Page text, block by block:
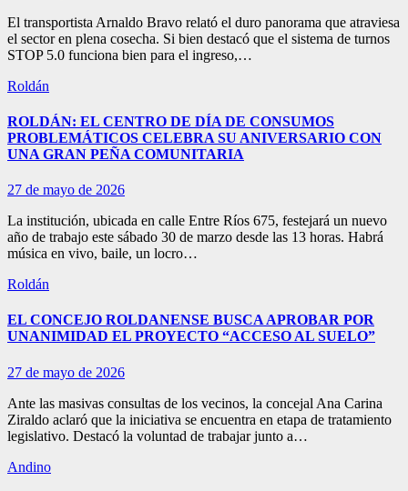
El transportista Arnaldo Bravo relató el duro panorama que atraviesa
el sector en plena cosecha. Si bien destacó que el sistema de turnos
STOP 5.0 funciona bien para el ingreso,…
Roldán
ROLDÁN: EL CENTRO DE DÍA DE CONSUMOS
PROBLEMÁTICOS CELEBRA SU ANIVERSARIO CON
UNA GRAN PEÑA COMUNITARIA
27 de mayo de 2026
La institución, ubicada en calle Entre Ríos 675, festejará un nuevo
año de trabajo este sábado 30 de marzo desde las 13 horas. Habrá
música en vivo, baile, un locro…
Roldán
EL CONCEJO ROLDANENSE BUSCA APROBAR POR
UNANIMIDAD EL PROYECTO “ACCESO AL SUELO”
27 de mayo de 2026
Ante las masivas consultas de los vecinos, la concejal Ana Carina
Ziraldo aclaró que la iniciativa se encuentra en etapa de tratamiento
legislativo. Destacó la voluntad de trabajar junto a…
Andino